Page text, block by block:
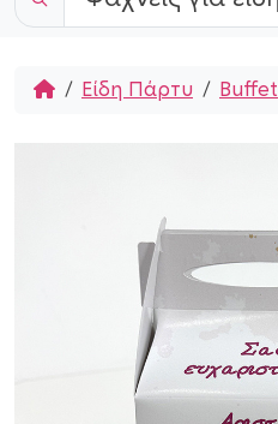
HomeΕίδη Πάρτυ Buffet